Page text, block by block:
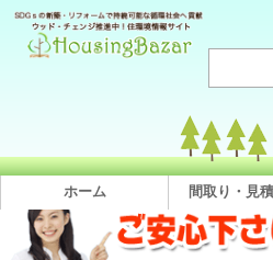
ホーム 間取り・見
注文住宅のマンガや施工実例、動画を見ながら地
株式会社 竹中組 > 直
株式会社 竹中組へのお問い合わせ